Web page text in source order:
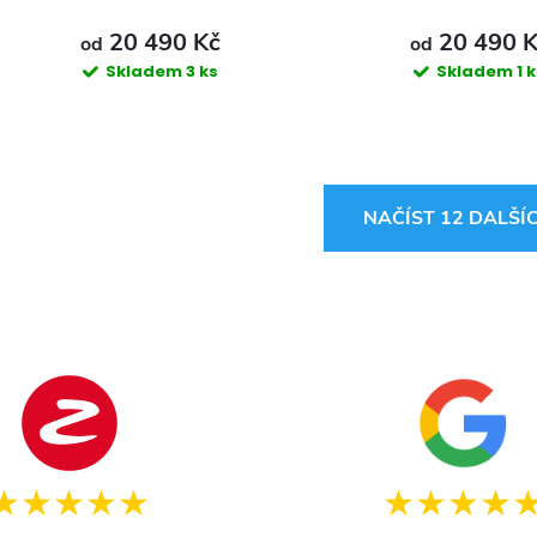
od 20 490 Kč
Skladem3 ks
od 20 490
Skladem1
NAČÍST 12